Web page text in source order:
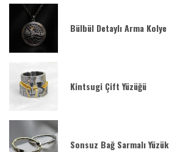
Bülbül Detaylı Arma Kolye
Kintsugi Çift Yüzüğü
Sonsuz Bağ Sarmalı Yüzük